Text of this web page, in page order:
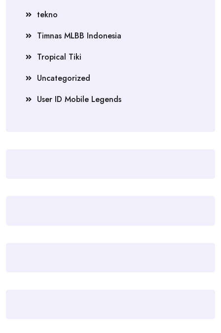
tekno
Timnas MLBB Indonesia
Tropical Tiki
Uncategorized
User ID Mobile Legends